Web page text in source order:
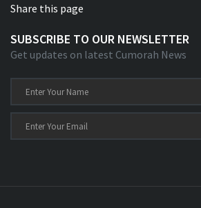
Share this page
SUBSCRIBE TO OUR NEWSLETTER
Get updates on latest Cumorah News